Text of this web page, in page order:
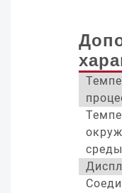
среды